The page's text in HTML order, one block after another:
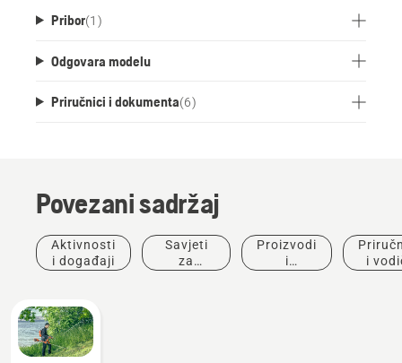
Pribor(1 )
Odgovara modelu
Priručnici i dokumenta(6)
Povezani sadržaj
Aktivnosti
i događaji
Savjeti
za
Proizvodi
i
i